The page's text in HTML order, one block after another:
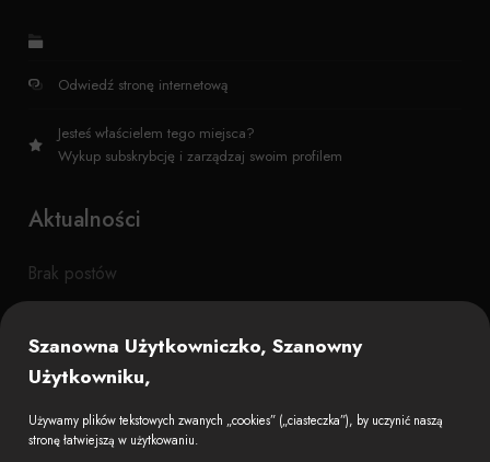
Odwiedź stronę internetową
Jesteś właścielem tego miejsca?
Wykup subskrybcję i zarządzaj swoim profilem
Aktualności
Brak postów
Szanowna Użytkowniczko, Szanowny
Użytkowniku,
Używamy plików tekstowych zwanych „cookies” („ciasteczka”), by uczynić naszą
stronę łatwiejszą w użytkowaniu.